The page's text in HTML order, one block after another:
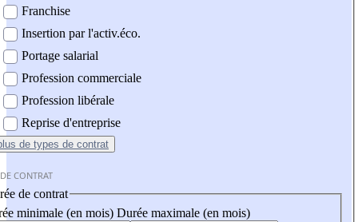
Franchise
Insertion par l'activ.éco.
Portage salarial
Profession commerciale
Profession libérale
Reprise d'entreprise
de types de contrat
CONTRAT
de contrat
minimale (en mois) Durée maximale (en mois)